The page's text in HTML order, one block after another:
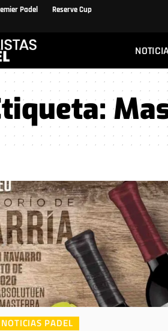
Padel
Reserve Cup
NOTICIAS PADEL